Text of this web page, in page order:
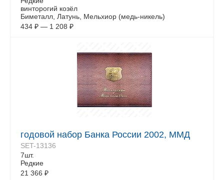
винторогий козёл
Биметалл, Латунь, Мельхиор (медь-никель)
434 ₽ — 1 208 ₽
годовой набор Банка России 2002, ММД
SET-13136
7шт.
Редкие
21 366 ₽